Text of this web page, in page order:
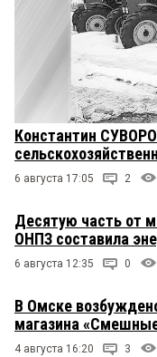
Константин
6 августа 17:05 2
Десятую часть от
ОНПЗ составила
6 августа 12:35 0
В Омске
магазина
4 августа 16:20 3